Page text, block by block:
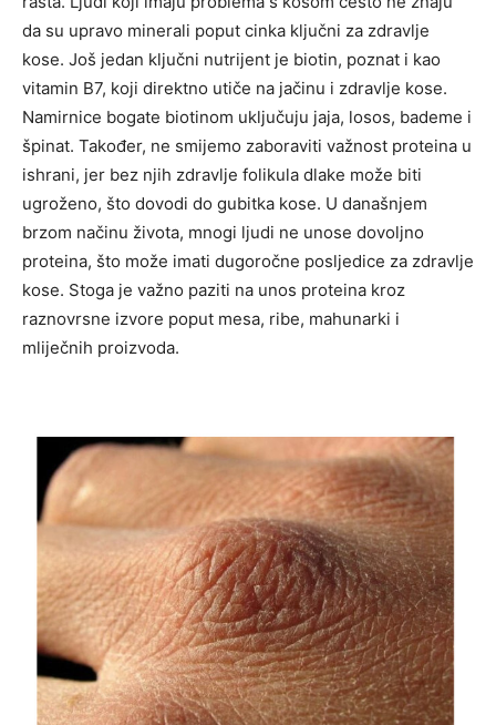
da su upravo minerali poput cinka ključni za zdravlje
kose. Još jedan ključni nutrijent je biotin, poznat i kao
vitamin B7, koji direktno utiče na jačinu i zdravlje kose.
Namirnice bogate biotinom uključuju jaja, losos, bademe i
špinat. Također, ne smijemo zaboraviti važnost proteina u
ishrani, jer bez njih zdravlje folikula dlake može biti
ugroženo, što dovodi do gubitka kose. U današnjem
brzom načinu života, mnogi ljudi ne unose dovoljno
proteina, što može imati dugoročne posljedice za zdravlje
kose. Stoga je važno paziti na unos proteina kroz
raznovrsne izvore poput mesa, ribe, mahunarki i
mliječnih proizvoda.